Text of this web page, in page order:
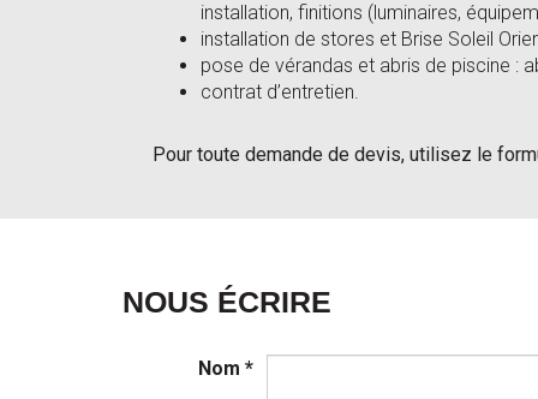
installation, finitions (luminaires,
installation de stores et Brise Soleil
pose de vérandas et abris de piscine :
contrat d’entretien.
Pour toute demande de devis, utilisez le
NOUS ÉCRIRE
Nom*